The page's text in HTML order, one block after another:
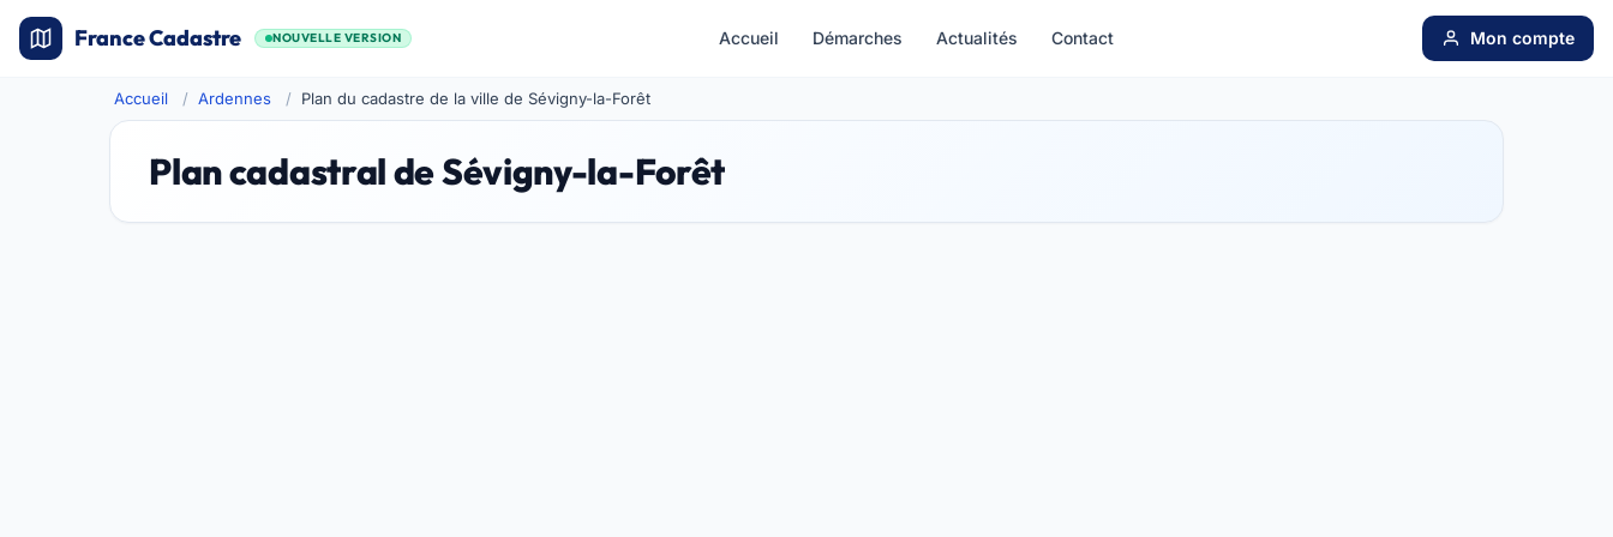
France Cadastre NOUVELLE VERSION Accueil Démarches Actualités Contact Mon compte
Accueil Ardennes Plan du cadastre de la ville de Sévigny-la-Forêt
Plan cadastral de Sévigny-la-Forêt